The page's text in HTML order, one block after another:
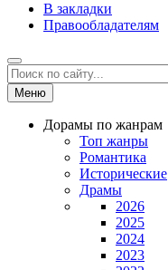
В закладки
Правообладателям
Меню
Дорамы по жанрам
Топ жанры
Романтика
Исторические
Драмы
2026
2025
2024
2023